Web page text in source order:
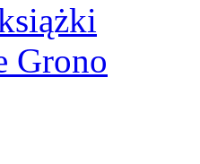
Grono